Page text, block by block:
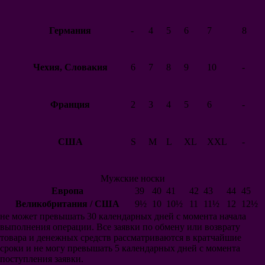
Ливерпуль
Эвертон
Сток Сити
Шеффилд Юнайтед
Уотфорд
Астон Вилла
Ювентус
Милан
Интер
Рома
Наполи
Германия - 4 5 6 7 8
Чехия, Словакия 6 7 8 9 10 -
Франция 2 3 4 5 6 -
США S M L XL XXL -
Мужские носки
Европа
39 40 41 42 43 44 45
Великобритания / США
9½ 10 10½ 11 11½ 12 12½
не может превышать 30 календарных дней с момента начала
выполнения операции. Все заявки по обмену или возврату
товара и денежных средств рассматриваются в кратчайшие
сроки и не могу превышать 5 календарных дней с момента
поступления заявки.